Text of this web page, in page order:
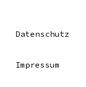
Datenschutz
Impressum